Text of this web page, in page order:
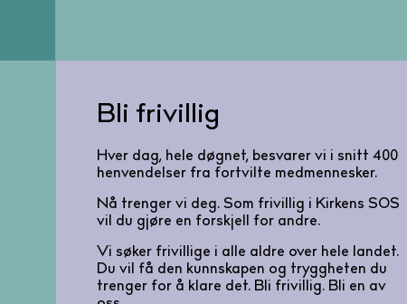
Bli frivillig
Hver dag, hele døgnet, besvarer vi i snitt 400
henvendelser fra fortvilte medmennesker.
Nå trenger vi deg. Som frivillig i Kirkens SOS
vil du gjøre en forskjell for andre.
Vi søker frivillige i alle aldre over hele landet.
Du vil få den kunnskapen og tryggheten du
trenger for å klare det. Bli frivillig. Bli en av